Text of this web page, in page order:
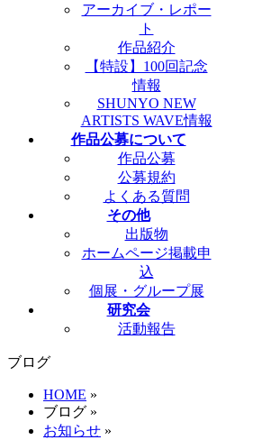
アーカイブ・レポー
ト
作品紹介
【特設】100回記念
情報
SHUNYO NEW
ARTISTS WAVE情報
作品公募について
作品公募
公募規約
よくある質問
その他
出版物
ホームページ掲載申
込
個展・グループ展
研究会
活動報告
ブログ
HOME »
ブログ »
お知らせ »